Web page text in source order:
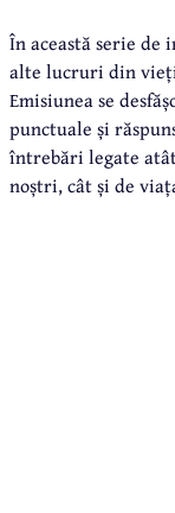
În această serie
alte lucruri din
Emisiunea se
punctuale și
întrebări legate
noștri, cât și de